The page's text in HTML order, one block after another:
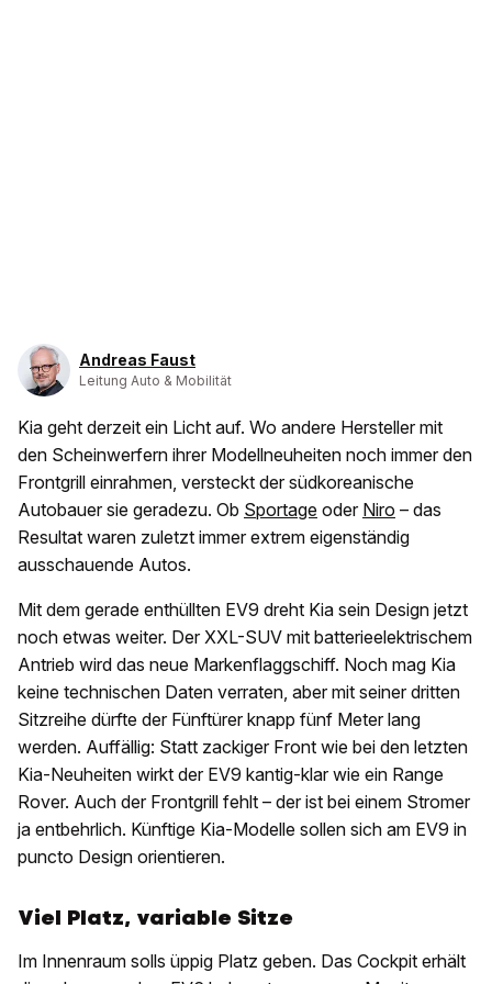
Andreas Faust
Leitung Auto & Mobilität
Kia geht derzeit ein Licht auf. Wo andere Hersteller mit
den Scheinwerfern ihrer Modellneuheiten noch immer den
Frontgrill einrahmen, versteckt der südkoreanische
Autobauer sie geradezu. Ob Sportage oder Niro – das
Resultat waren zuletzt immer extrem eigenständig
ausschauende Autos.
Mit dem gerade enthüllten EV9 dreht Kia sein Design jetzt
noch etwas weiter. Der XXL-SUV mit batterieelektrischem
Antrieb wird das neue Markenflaggschiff. Noch mag Kia
keine technischen Daten verraten, aber mit seiner dritten
Sitzreihe dürfte der Fünftürer knapp fünf Meter lang
werden. Auffällig: Statt zackiger Front wie bei den letzten
Kia-Neuheiten wirkt der EV9 kantig-klar wie ein Range
Rover. Auch der Frontgrill fehlt – der ist bei einem Stromer
ja entbehrlich. Künftige Kia-Modelle sollen sich am EV9 in
puncto Design orientieren.
Viel Platz, variable Sitze
Im Innenraum solls üppig Platz geben. Das Cockpit erhält